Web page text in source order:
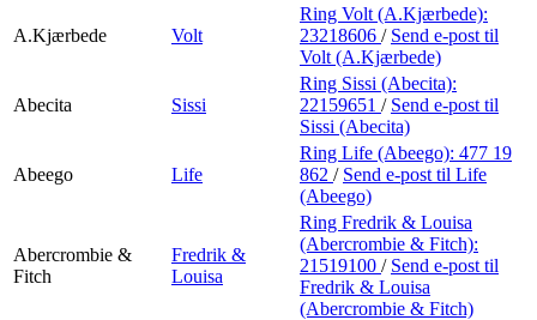
A.Kjærbede Volt
Ring Volt (A.Kjærbede):
23218606 / Send e-post til
Volt (A.Kjærbede)
Abecita Sissi
Ring Sissi (Abecita):
22159651 / Send e-post til
Sissi (Abecita)
Abeego Life
Ring Life (Abeego): 477 19
862 / Send e-post til Life
(Abeego)
Abercrombie &
Fitch
Fredrik &
Louisa
Ring Fredrik & Louisa
(Abercrombie & Fitch):
21519100 / Send e-post til
Fredrik & Louisa
(Abercrombie & Fitch)